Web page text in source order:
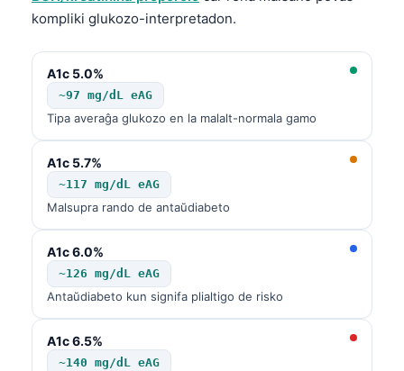
kompliki glukozo-interpretadon.
A1c 5.0%
~97 mg/dL eAG
Tipa averaĝa glukozo en la malalt-normala gamo
A1c 5.7%
~117 mg/dL eAG
Malsupra rando de antaŭdiabeto
A1c 6.0%
~126 mg/dL eAG
Antaŭdiabeto kun signifa plialtigo de risko
A1c 6.5%
~140 mg/dL eAG
Afrikaans
ພາສາລາວ
Basa Jawa
ئۇيغۇرچە
Кыргызча
Беларуская мова
Frysk
Norsk bokmål